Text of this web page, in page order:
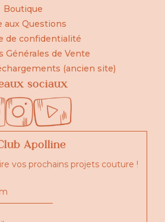
Boutique
aux Questions
de confidentialité
Générales de Vente
(ancien site)
sociaux
Apolline
vos prochains projets couture !